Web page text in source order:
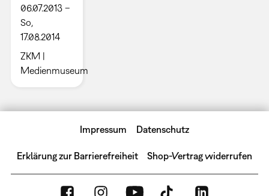
06.07.2013 –
So,
17.08.2014
ZKM |
Medienmuseum
Impressum Datenschutz
Erklärung zur Barrierefreiheit Shop-Vertrag widerrufen